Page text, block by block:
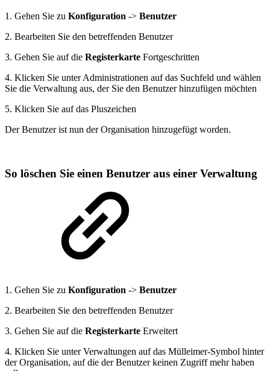
1. Gehen Sie zu Konfiguration -> Benutzer
2. Bearbeiten Sie den betreffenden Benutzer
3. Gehen Sie auf die Registerkarte Fortgeschritten
4. Klicken Sie unter Administrationen auf das Suchfeld und wählen
Sie die Verwaltung aus, der Sie den Benutzer hinzufügen möchten
5. Klicken Sie auf das Pluszeichen
Der Benutzer ist nun der Organisation hinzugefügt worden.
So löschen Sie einen Benutzer aus einer Verwaltung
1. Gehen Sie zu Konfiguration -> Benutzer
2. Bearbeiten Sie den betreffenden Benutzer
3. Gehen Sie auf die Registerkarte Erweitert
4. Klicken Sie unter Verwaltungen auf das Mülleimer-Symbol hinter
der Organisation, auf die der Benutzer keinen Zugriff mehr haben